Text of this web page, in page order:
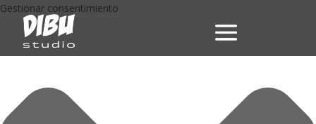
Gestionar consentimiento